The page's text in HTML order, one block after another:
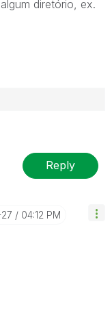
diretório, ex.
Reply
04:12 PM